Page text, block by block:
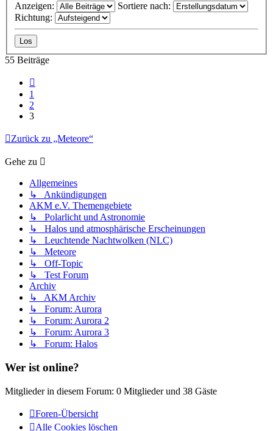
Anzeigen:
Sortiere nach:
Richtung:
55 Beiträge
1
2
3
Zurück zu „Meteore“
Gehe zu
Allgemeines
↳ Ankündigungen
AKM e.V. Themengebiete
↳ Polarlicht und Astronomie
↳ Halos und atmosphärische Erscheinungen
↳ Leuchtende Nachtwolken (NLC)
↳ Meteore
↳ Off-Topic
↳ Test Forum
Archiv
↳ AKM Archiv
↳ Forum: Aurora
↳ Forum: Aurora 2
↳ Forum: Aurora 3
↳ Forum: Halos
Wer ist online?
Mitglieder in diesem Forum: 0 Mitglieder und 38 Gäste
Foren-Übersicht
Alle Cookies löschen